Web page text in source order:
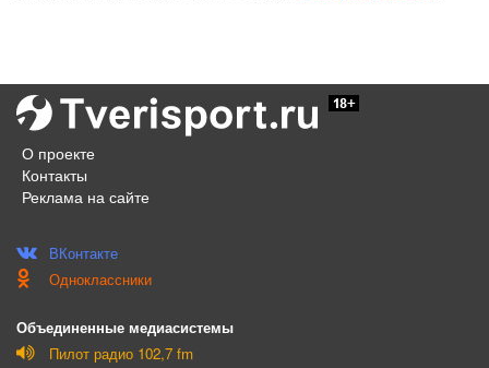
О проекте
Контакты
Реклама на сайте
ВКонтакте
Одноклассники
Объединенные медиасистемы
Пилот радио 102,7 fm